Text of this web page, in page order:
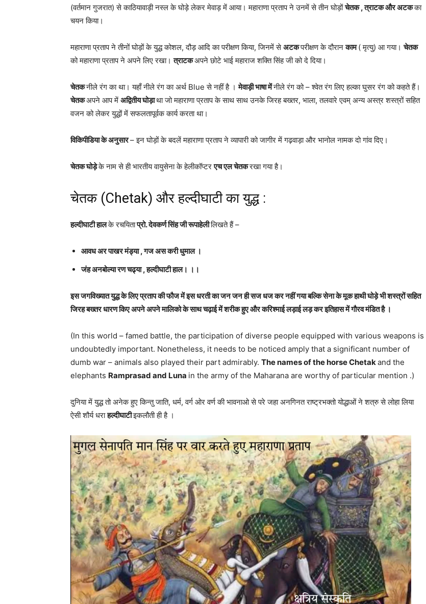
(वर्तमान गुजरात) से काठियावाड़ी नस्ल के घोड़े लेकर मेवाड़ में आया। महाराणा प्रताप ने उनमें से तीन घोड़ोंचेतक , त्राटक और अटकका
चयन किया।
महाराणा प्रताप ने तीनों घोड़ों के युद्ध कोशल, दौड़ आदि का परीक्षण किया, जिनमें सेअटकपरीक्षण के दौरानकाम( मृत्यु) आ गया।चेतक
को महाराणा प्रताप ने अपने लिए रखा।त्राटकअपने छोटे भाई महाराज शक्ति सिंह जी को दे दिया।
चेतकनीले रंग का था। यहाँ नीले रंग का अर्थ Blue से नहीं है ।मेवाड़ी भाषा मेंनीले रंग को – श्वेत रंग लिए हल्का घुसर रंग को कहते हैं।
चेतकअपने आप में अद्वितीय घोड़ाथा जो महाराणा प्रताप के साथ साथ उनके जिरह बख्तर, भाला, तलवारे एवम् अन्य अस्त्र शस्त्रों सहित
वजन को लेकर युद्धों में सफलतापूर्वक कार्य करता था।
विकिपीडिया के अनुसार– इन घोड़ों के बदलें महाराणा प्रताप ने व्यापारी को जागीर में गढ़वाड़ा और भानोल नामक दो गांव दिए।
चेतक घोड़ेके नाम से ही भारतीय वायुसेना के हेलीकॉप्टरएच एल चेतकरखा गया है।
चेतक (Chetak) और हल्दीघाटी का युद्ध :
हल्दीघाटी हालके रचयिताप्रो. देवकर्ण सिंह जी रूपाहेलीलिखते हैं –
आवध अर पाखर मंड्या , गज अस करी धुमाल ।
जंह अनबोल्या रण चढ्या , हल्दीघाटी हाल। ।।
इस जगविख्यात युद्ध के लिए प्रताप की फौज में इस धरती का जन जन ही सज धज कर नहीं गया बल्कि सेना के मूक हाथी घोड़े भी शस्त्रों सहित
जिरह बख्तर धारण किए अपने अपने मालिको के साथ चढ़ाई में शरीक हुए और करिश्माई लड़ाई लड़ कर इतिहास में गौरव मंडित है ।
(In this world – famed battle, the participation of diverse people equipped with various weapons is
undoubtedly important. Nonetheless, it needs to be noticed amply that a significant number of
dumb war – animals also played their part admirably. The names of the horse Chetakand the
elephants Ramprasad and Luna in the army of the Maharana are worthy of particular mention .)
दुनिया में युद्ध तो अनेक हुए किन्तु जाति, धर्म, वर्ग ओर वर्ण की भावनाओ से परे जहा अनगिनत राष्ट्रभक्तो योद्धाओं ने शत्रु से लोहा लिया
ऐसी शौर्य धराहल्दीघाटीइकलौती ही है ।